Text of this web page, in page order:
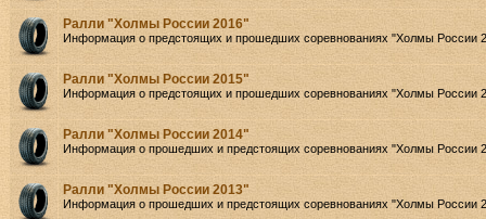
Ралли "Холмы России 2016"
Информация о предстоящих и прошедших соревнованиях "Холмы России
Ралли "Холмы России 2015"
Информация о предстоящих и прошедших соревнованиях "Холмы России
Ралли "Холмы России 2014"
Информация о прошедших и предстоящих соревнованиях "Холмы России
Ралли "Холмы России 2013"
Информация о прошедших и предстоящих соревнованиях "Холмы России